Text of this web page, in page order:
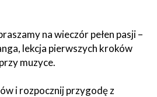
na wieczór pełen pasji –
lekcja pierwszych kroków
muzyce.
i rozpocznij przygodę z